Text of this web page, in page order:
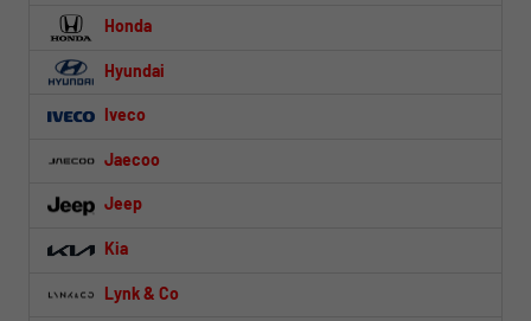
Honda
Hyundai
Iveco
Jaecoo
Jeep
Kia
Lynk & Co